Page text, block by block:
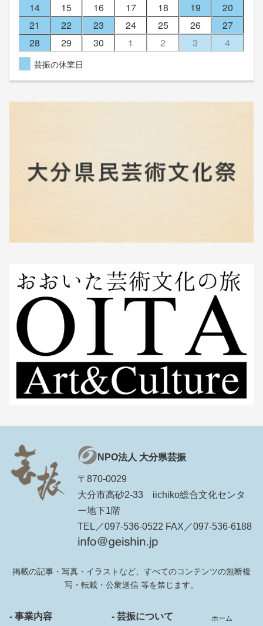
14
15 16 17 18 19
20
21
22 23 24 25 26
27
28
29 30 1 2 3 4
芸振の休業日
NPO法人 大分県芸振
〒870-0029
大分市高砂2-33 iichiko総合文化センタ
ー地下1階
TEL／097-536-0522 FAX／097-536-6188
掲載の記事・写真・イラストなど、すべてのコンテンツの無断複
写・転載・公衆送信 等を禁じます。
- 事業内容 - 芸振について ホーム